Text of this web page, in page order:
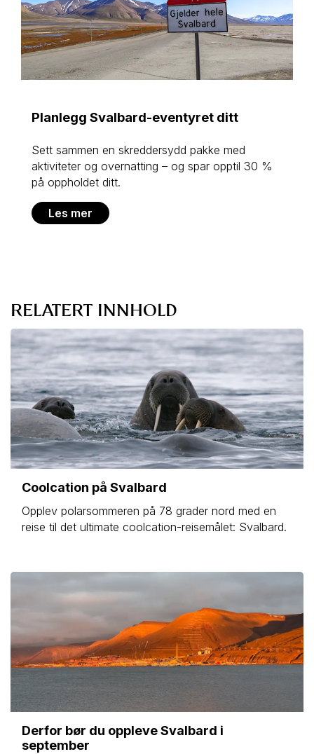
Planlegg Svalbard-eventyret ditt
Sett sammen en skreddersydd pakke med
aktiviteter og overnatting – og spar opptil 30 %
på oppholdet ditt.
Les mer
RELATERT INNHOLD
Coolcation på Svalbard
Opplev polarsommeren på 78 grader nord med en
reise til det ultimate coolcation-reisemålet: Svalbard.
Derfor bør du oppleve Svalbard i
september